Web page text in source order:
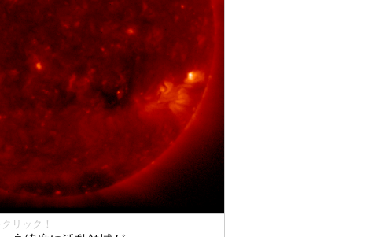
リック！